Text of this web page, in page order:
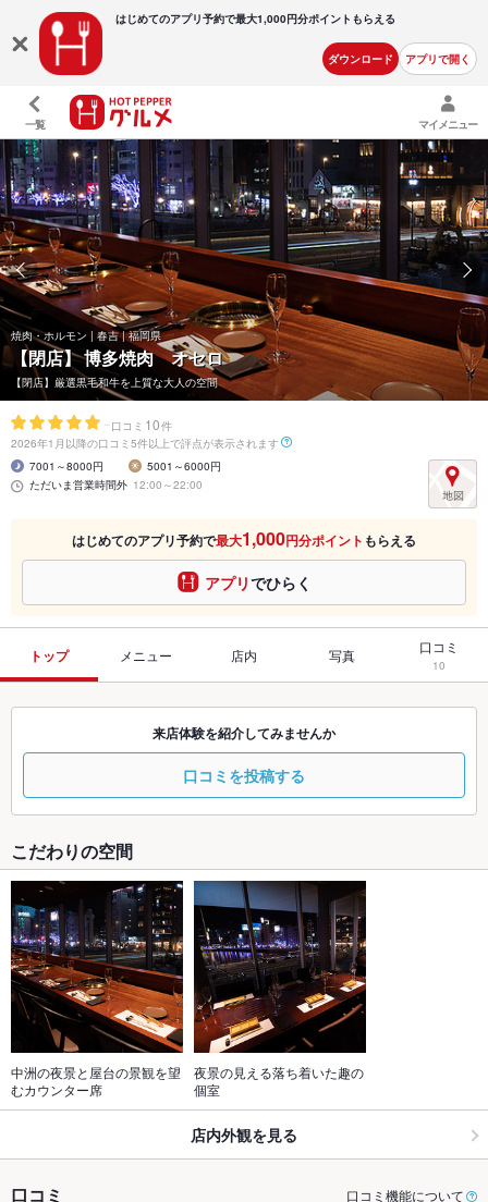
はじめてのアプリ予約で最大1,000円分ポイントもらえる
ダウンロード アプリで開く
一覧 マイメニュー
焼肉・ホルモン | 春吉 | 福岡県
【閉店】博多焼肉 オセロ
【閉店】厳選黒毛和牛を上質な大人の空間
- 口コミ 10件
2026年1月以降の口コミ5件以上で評点が表示されます
7001～8000円
5001～6000円
ただいま営業時間外 12:00～22:00
はじめてのアプリ予約で最大1,000円分ポイント もらえる
アプリでひらく
トップ メニュー 店内 写真 口コミ
10
来店体験を紹介してみませんか
口コミを投稿する
こだわりの空間
中洲の夜景と屋台の景観を望
むカウンター席
夜景の見える落ち着いた趣の
個室
店内外観を見る
口コミ 口コミ機能について